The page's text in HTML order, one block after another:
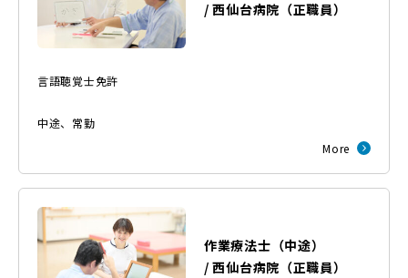
/西仙台病院 （正職員）
言語聴覚士免許
中途、 常勤
More
作業療法士（中途）
/西仙台病院 （正職員）